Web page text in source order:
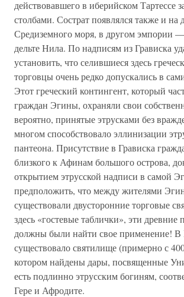
действовавшего в иберийском Тартессе
столбами. Сострат появлялся также и на
Средиземного моря, в другом эмпории
дельте Нила. По надписям из Грависка
установить, что селившиеся здесь
торговцы очень редко допускались в
Этот греческий контингент, который
граждан Эгины, охраняли свои
вероятно, принятые этрусками без
многом способствовало эллинизации
пантеона. Присутствие в Грависка
близкого к Афинам большого острова,
открытием этрусской надписи в самой
предположить, что между жителями
существовали двусторонние торговые
здесь «гостевые таблички», эти древние
должны были найти свое применение! В
существовало святилище (примерно с
котором найдены дары, посвященные
есть подлинно этрусским богиням,
Гере и Афродите.